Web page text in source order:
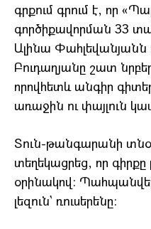
գրքում գրում է, որ
գործիքավորման 33
Ալինա Փահլեվանյանն
Բուդաղյանը շատ
որովհետև անգիր
առաջին ու փայլուն
Տուն-թանգարանի
տեղեկացրեց, որ գիրքը
օրինակով: Պահպանվել
լեզուն` ռուսերենը: